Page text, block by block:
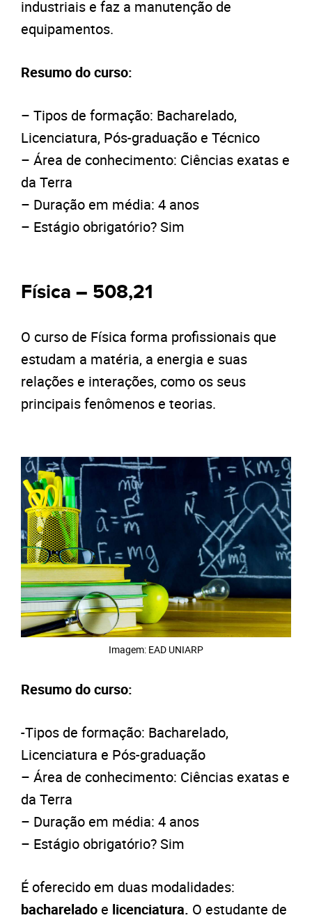
industriais e faz a manutenção de
equipamentos.
Resumo do curso:
– Tipos de formação: Bacharelado,
Licenciatura, Pós-graduação e Técnico
– Área de conhecimento: Ciências exatas e
da Terra
– Duração em média: 4 anos
– Estágio obrigatório? Sim
Física – 508,21
O curso de Física forma profissionais que
estudam a matéria, a energia e suas
relações e interações, como os seus
principais fenômenos e teorias.
Imagem: EAD UNIARP
Resumo do curso:
-Tipos de formação: Bacharelado,
Licenciatura e Pós-graduação
– Área de conhecimento: Ciências exatas e
da Terra
– Duração em média: 4 anos
– Estágio obrigatório? Sim
É oferecido em duas modalidades:
bacharelado e licenciatura. O estudante de